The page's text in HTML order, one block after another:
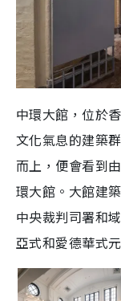
中環大館，位於
文化氣息的建築
而上，便會看到
環大館。大館建
中央裁判司署和
亞式和愛德華式